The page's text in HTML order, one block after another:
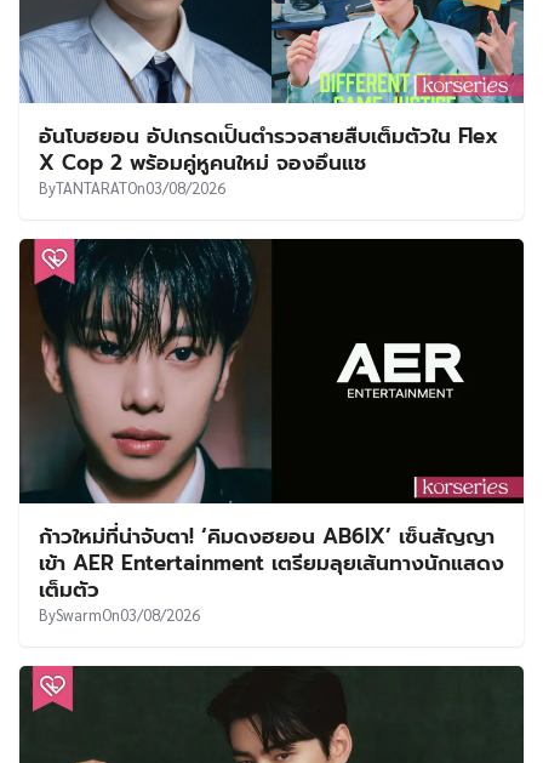
อันโบฮยอน อัปเกรดเป็นตำรวจสายสืบเต็มตัวใน Flex
X Cop 2 พร้อมคู่หูคนใหม่ จองอึนแช
ByTANTARATOn03/08/2026
ก้าวใหม่ที่น่าจับตา! ‘คิมดงฮยอน AB6IX’ เซ็นสัญญา
เข้า AER Entertainment เตรียมลุยเส้นทางนักแสดง
เต็มตัว
BySwarmOn03/08/2026